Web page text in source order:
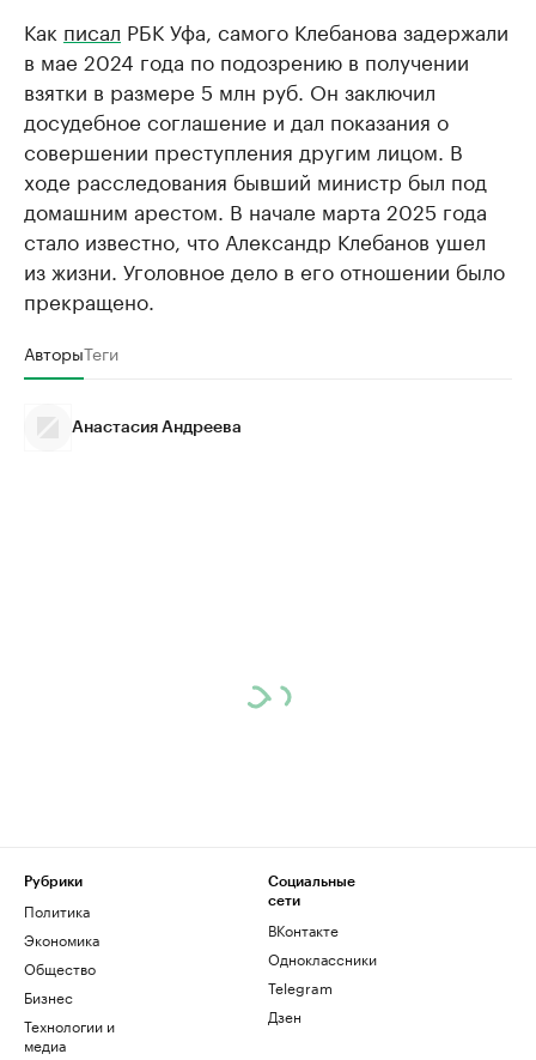
Как писал РБК Уфа, самого Клебанова задержали
в мае 2024 года по подозрению в получении
взятки в размере 5 млн руб. Он заключил
досудебное соглашение и дал показания о
совершении преступления другим лицом. В
ходе расследования бывший министр был под
домашним арестом. В начале марта 2025 года
стало известно, что Александр Клебанов ушел
из жизни. Уголовное дело в его отношении было
прекращено.
АвторыТеги
Анастасия Андреева
Рубрики
Политика
Экономика
Общество
Бизнес
Технологии и
медиа
Социальные
сети
ВКонтакте
Одноклассники
Telegram
Дзен